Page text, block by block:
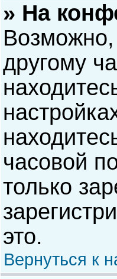
» На
другому
часовой
только
это.
Вернуться к